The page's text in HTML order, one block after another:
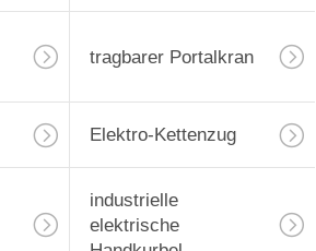
tragbarer Portalkran
Elektro-Kettenzug
industrielle
elektrische